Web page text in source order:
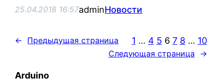
25.04.2018 16:57adminНовости
← Предыдущая страница 1 … 4 5 6 7 8 … 10
Следующая страница →
Arduino